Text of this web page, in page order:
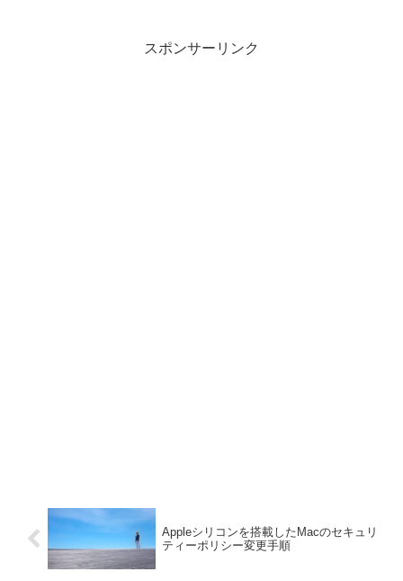
スポンサーリンク
Appleシリコンを搭載したMacのセキュリ
ティーポリシー変更手順